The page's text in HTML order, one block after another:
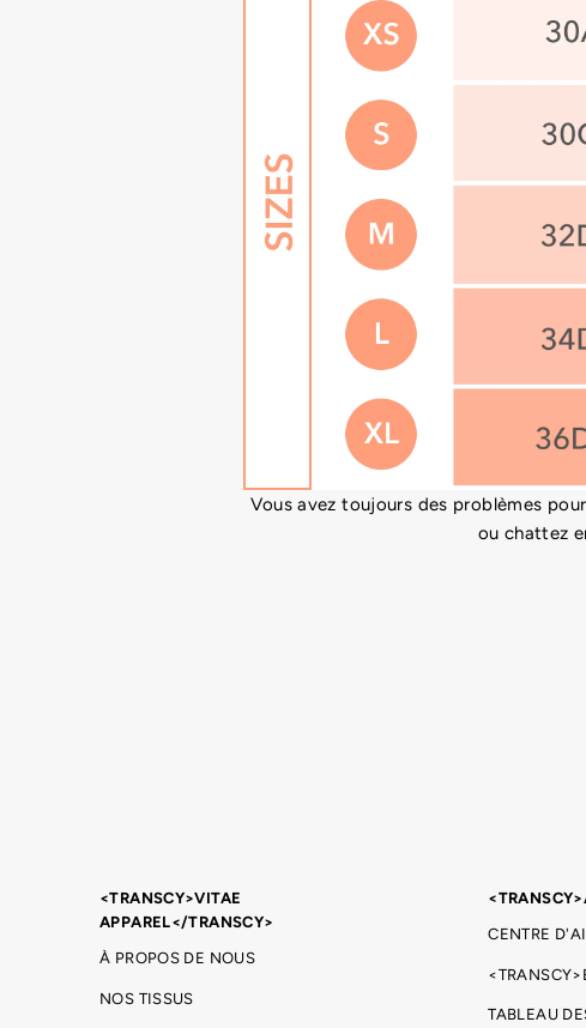
Vous avez toujours des problèmes
ou chattez
<TRANSCY>VITAE
APPAREL</TRANSCY>
À PROPOS DE NOUS
NOS TISSUS
CENTRE
TABLEAU